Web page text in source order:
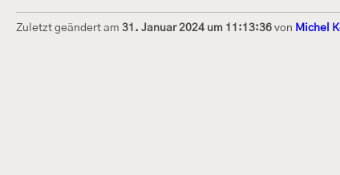
Zuletzt geändert am 31. Januar 2024 um 11:13:36 von Michel